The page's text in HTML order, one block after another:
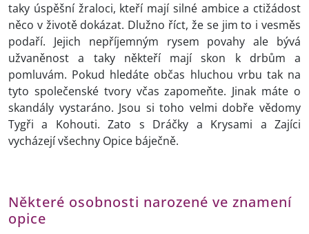
taky úspěšní žraloci, kteří mají silné ambice a ctižádost
něco v životě dokázat. Dlužno říct, že se jim to i vesměs
podaří. Jejich nepříjemným rysem povahy ale bývá
užvaněnost a taky někteří mají skon k drbům a
pomluvám. Pokud hledáte občas hluchou vrbu tak na
tyto společenské tvory včas zapomeňte. Jinak máte o
skandály vystaráno. Jsou si toho velmi dobře vědomy
Tygři a Kohouti. Zato s Dráčky a Krysami a Zajíci
vycházejí všechny Opice báječně.
Některé osobnosti narozené ve znamení
opice